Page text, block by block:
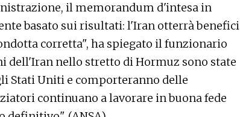
il memorandum d'intesa in
basato sui risultati: l'Iran otterrà benefici
corretta", ha spiegato il funzionario
dell'Iran nello stretto di Hormuz sono state
Stati Uniti e comporteranno delle
continuano a lavorare in buona fede